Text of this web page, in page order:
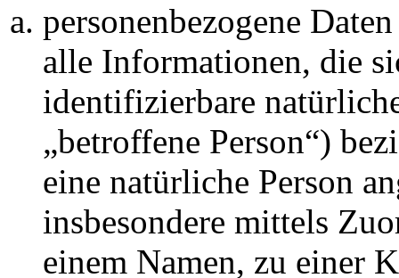
personenbezogene
alle Informationen, die
identifizierbare
„betroffene Person“)
eine natürliche Person
insbesondere mittels
einem Namen, zu einer